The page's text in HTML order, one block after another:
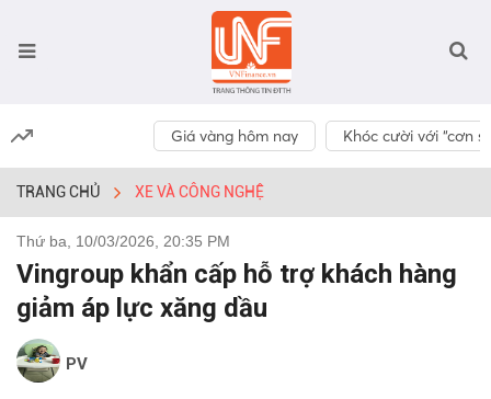
Giá vàng hôm nay Khóc cười với “cơn
TRANG CHỦ XE VÀ CÔNG NGHỆ
Thứ ba, 10/03/2026, 20:35 PM
Vingroup khẩn cấp hỗ trợ khách hàng
giảm áp lực xăng dầu
PV